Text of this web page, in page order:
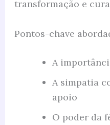
transformação e
Pontos-chave
A
A simpatia
apoio
O poder da